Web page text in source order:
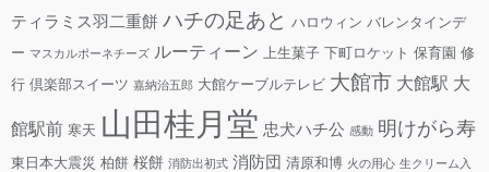
ティラミス羽二重餅 ハチの足あと ハロウィン バレンタインデ
ー マスカルポーネチーズ ルーティーン 上生菓子 下町ロケット 保育園 修
行 倶楽部スイーツ 嘉納治五郎 大館ケーブルテレビ 大館市 大館駅 大
館駅前 寒天 山田桂月堂 忠犬ハチ公 感動 明けがら寿
東日本大震災 柏餅 桜餅 消防出初式 消防団 清原和博 火の用心 生クリーム入